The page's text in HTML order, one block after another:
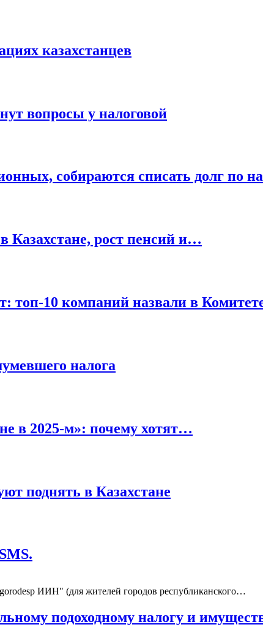
казахстанцев
вопросы у налоговой
собираются списать долг по
Казахстане, рост пенсий и…
топ-10 компаний назвали в
налога
в 2025-м»: почему хотят…
поднять в Казахстане
ИИН" (для жителей городов республиканского…
подоходному налогу и